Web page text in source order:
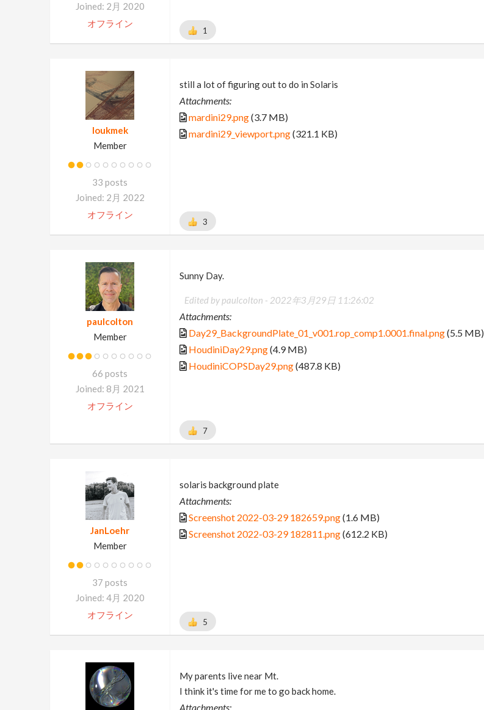
Joined: 2月 2020
オフライン
1
loukmek
Member
33 posts
Joined: 2月 2022
オフライン
still a lot of figuring out to do in Solaris
Attachments:
mardini29.png(3.7 MB)
mardini29_viewport.png(321.1 KB)
3
paulcolton
Member
66 posts
Joined: 8月 2021
オフライン
Sunny Day.
Edited by paulcolton - 2022年3月29日 11:26:02
Attachments:
Day29_BackgroundPlate_01_v001.rop_comp1.0001.final.png(5.5 MB)
HoudiniDay29.png(4.9 MB)
HoudiniCOPSDay29.png(487.8 KB)
7
JanLoehr
Member
37 posts
Joined: 4月 2020
オフライン
solaris background plate
Attachments:
Screenshot 2022-03-29 182659.png(1.6 MB)
Screenshot 2022-03-29 182811.png(612.2 KB)
5
My parents live near Mt.
I think it's time for me to go back home.
Attachments: